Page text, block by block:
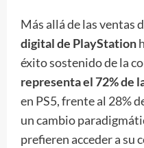
Más allá de las ventas
digital de PlayStation
éxito sostenido de la
representa el 72% de
en PS5, frente al 28%
un cambio
prefieren acceder a su